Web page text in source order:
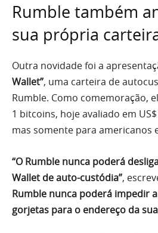
Rumble também
sua própria
Outra novidade foi a
Wallet”, uma carteira de
Rumble. Como comemoração,
1 bitcoins, hoje avaliado em
mas somente para americanos
“O Rumble nunca poderá
Wallet de auto-custódia”,
Rumble nunca poderá impedir
gorjetas para o endereço da